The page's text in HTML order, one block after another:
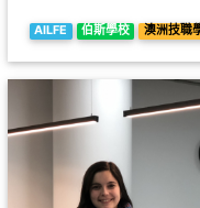
AILFE 伯斯學校 澳洲技職